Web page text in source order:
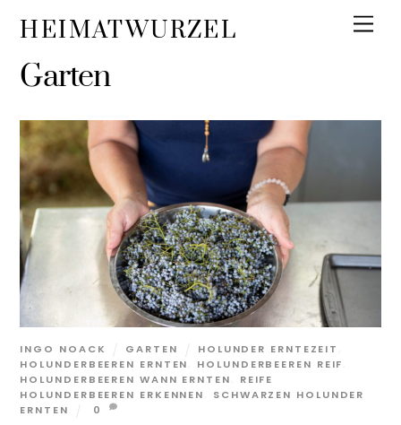
content
HEIMATWURZEL
Garten
INGO NOACK GARTEN HOLUNDER ERNTEZEIT
HOLUNDERBEEREN ERNTEN
HOLUNDERBEEREN REIF
HOLUNDERBEEREN WANN ERNTEN
REIFE
HOLUNDERBEEREN ERKENNEN
SCHWARZEN HOLUNDER
ERNTEN
0